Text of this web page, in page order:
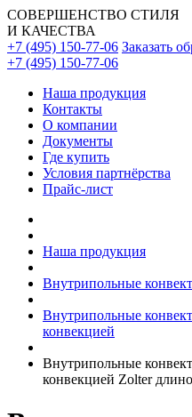
СОВЕРШЕНСТВО СТИЛЯ
И КАЧЕСТВА
+7 (495) 150-77-06 Заказать
+7 (495) 150-77-06
Наша продукция
Контакты
О компании
Документы
Где купить
Условия партнёрства
Прайс-лист
Наша продукция
Внутрипольные
Внутрипольные
конвекцией
Внутрипольные
конвекцией Zolter